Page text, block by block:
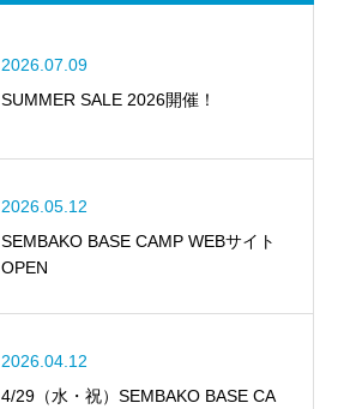
2026.07.09
SUMMER SALE 2026開催！
2026.05.12
SEMBAKO BASE CAMP WEBサイト
OPEN
2026.04.12
4/29（水・祝）SEMBAKO BASE CA